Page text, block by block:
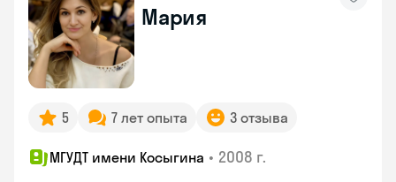
Мария
5 7 лет опыта 3 отзыва
МГУДТ имени Косыгина • 2008 г.